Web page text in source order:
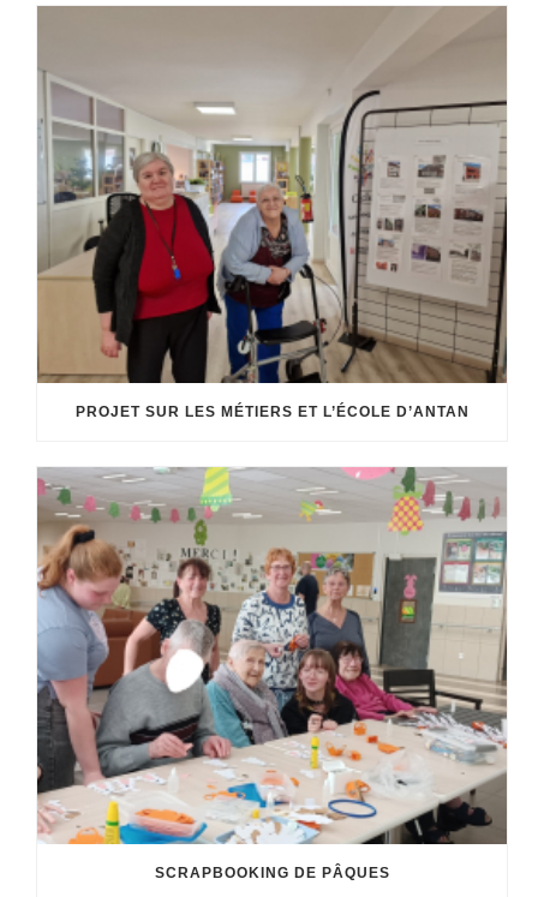
PROJET SUR LES MÉTIERS ET L’ÉCOLE D’ANTAN
SCRAPBOOKING DE PÂQUES